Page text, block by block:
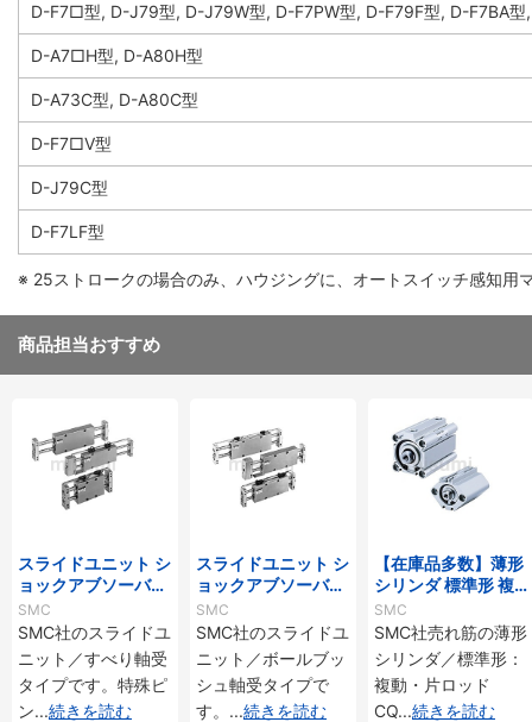
D-F7□型, D-J79型, D-J79W型, D-F7PW型, D-F79F型, D-F7BA型
D-A7□H型, D-A80H型
D-A73C型, D-A80C型
D-F7□V型
D-J79C型
D-F7LF型
※ 25ストロークの場合のみ、ハウジングに、オートスイッチ感知用
商品担当おすすめ
スライドユニット シ
ョックアブソーバ内
蔵形 すべり軸受 CX
WMシリーズ
SMC
SMC社のスライドユ
ニット／すべり軸受
タイプです。特殊ピ
ン...続きを読む
スライドユニット シ
ョックアブソーバ内
蔵形 ボールブッシュ
軸受 CXWLシリー
SMC
SMC社のスライドユ
ニット／ボールブッ
シュ軸受タイプで
す。 ...続きを読む
【在庫品多数】薄形
シリンダ 標準形 複
動・片ロッド CQ2
シリーズ
SMC
SMC社売れ筋の薄形
シリンダ／標準形：
複動・片ロッド
CQ...続きを読む